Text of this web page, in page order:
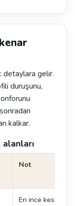
detaylara gelir.
duruşunu,
kalkar.
alanları
Not
En ince kesit.